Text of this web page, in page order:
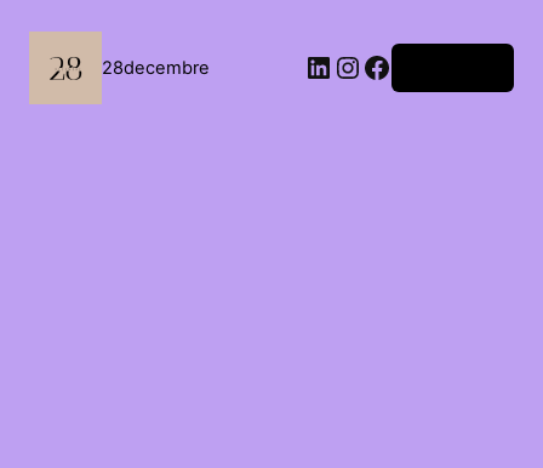
contenu
28decembre LinkedIn
Instagram
Facebook